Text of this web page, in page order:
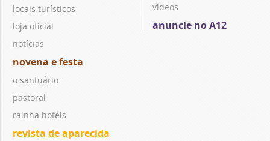
locais turísticos
loja oficial
notícias
novena e festa
o santuário
pastoral
rainha hotéis
revista de aparecida
vídeos
anuncie no A12